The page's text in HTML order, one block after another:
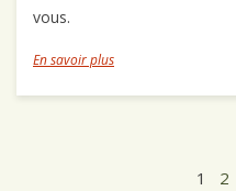
vous.
En savoir plus
1 2